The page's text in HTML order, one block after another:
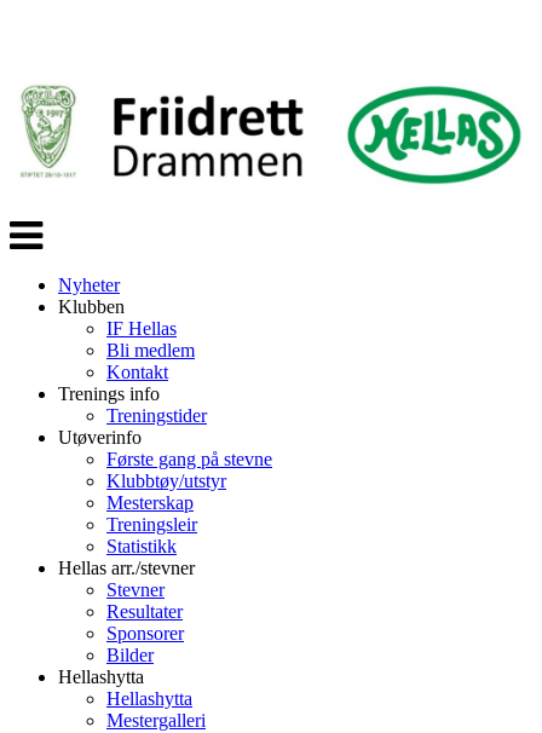
Veksle
navigasjon
Nyheter
Klubben
IF Hellas
Bli medlem
Kontakt
Trenings info
Treningstider
Utøverinfo
Første gang på stevne
Klubbtøy/utstyr
Mesterskap
Treningsleir
Statistikk
Hellas arr./stevner
Stevner
Resultater
Sponsorer
Bilder
Hellashytta
Hellashytta
Mestergalleri